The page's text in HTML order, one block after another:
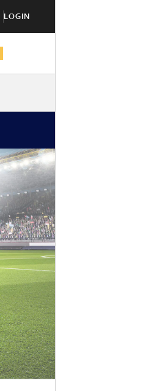
LOGIN